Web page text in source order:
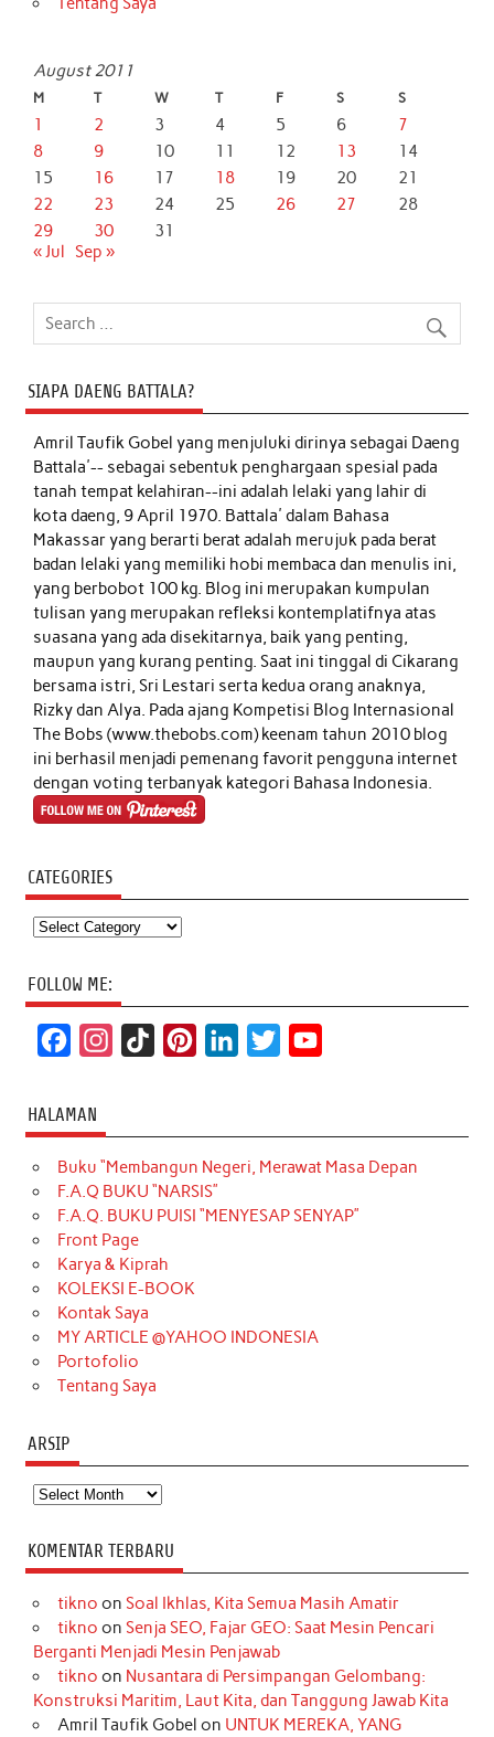
August 2011
M T W T F S S
1 2 3 4 5 6
7
8
9 10 11 12 13
14
15
16 17 18 19 20
21
22
23 24 25 26 27
28
29
30
31
« Jul Sep »
SIAPA DAENG BATTALA?
Amril Taufik Gobelyang menjuluki dirinya sebagai Daeng
Battala'-- sebagai sebentuk penghargaan spesial pada
tanah tempat kelahiran--ini adalah lelaki yang lahir di
kota daeng, 9 April 1970. Battala' dalam Bahasa
Makassar yang berarti berat adalah merujuk pada berat
badan lelaki yang memiliki hobi membaca dan menulis ini,
yang berbobot 100 kg. Blog ini merupakan kumpulan
tulisan yang merupakan refleksi kontemplatifnya atas
suasana yang ada disekitarnya, baik yang penting,
maupun yang kurang penting. Saat ini tinggal di Cikarang
bersama istri, Sri Lestari serta kedua orang anaknya,
Rizky dan Alya. Pada ajang Kompetisi Blog Internasional
The Bobs (www.thebobs.com) keenam tahun 2010 blog
ini berhasil menjadi pemenang favorit pengguna internet
dengan voting terbanyak kategori Bahasa Indonesia.
CATEGORIES
Categories
FOLLOW ME:
c
e
b
o
o
k
t
a
g
r
a
m
T
o
k
t
e
r
k
e
d
t
t
e
T
u
b
HALAMAN
Buku “Membangun Negeri, Merawat Masa Depan
F.A.Q BUKU “NARSIS”
F.A.Q. BUKU PUISI “MENYESAP SENYAP”
Front Page
Karya & Kiprah
KOLEKSI E-BOOK
Kontak Saya
MY ARTICLE @YAHOO INDONESIA
Portofolio
Tentang Saya
ARSIP
Arsip
KOMENTAR TERBARU
tikno on Soal Ikhlas, Kita Semua Masih Amatir
tikno on Senja SEO, Fajar GEO: Saat Mesin Pencari
Berganti Menjadi Mesin Penjawab
tikno on Nusantara di Persimpangan Gelombang:
Konstruksi Maritim, Laut Kita, dan Tanggung Jawab Kita
Amril Taufik Gobel on UNTUK MEREKA, YANG